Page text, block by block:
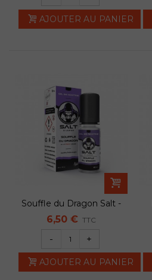
AJOUTER AU PANIER
Souffle du Dragon Salt -
Lips
6,50 € TTC
- +
AJOUTER AU PANIER